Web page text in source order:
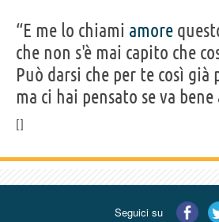
“E me lo chiami amore
che non s'è mai capito che
Può darsi che per te così già
ma ci hai pensato se va bene
Seguici su